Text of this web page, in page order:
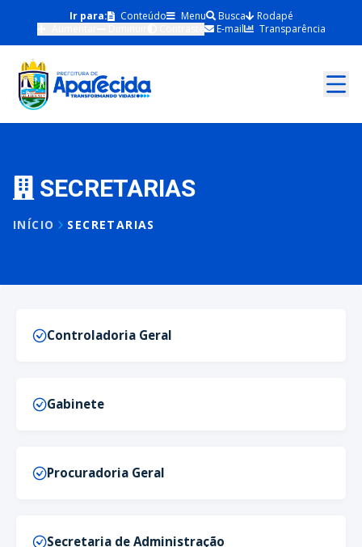
Ir para: Conteúdo Menu Busca
Rodapé
E-mail Transparência
SECRETARIAS
INÍCIO SECRETARIAS
Controladoria Geral
Gabinete
Procuradoria Geral
Secretaria de Administração